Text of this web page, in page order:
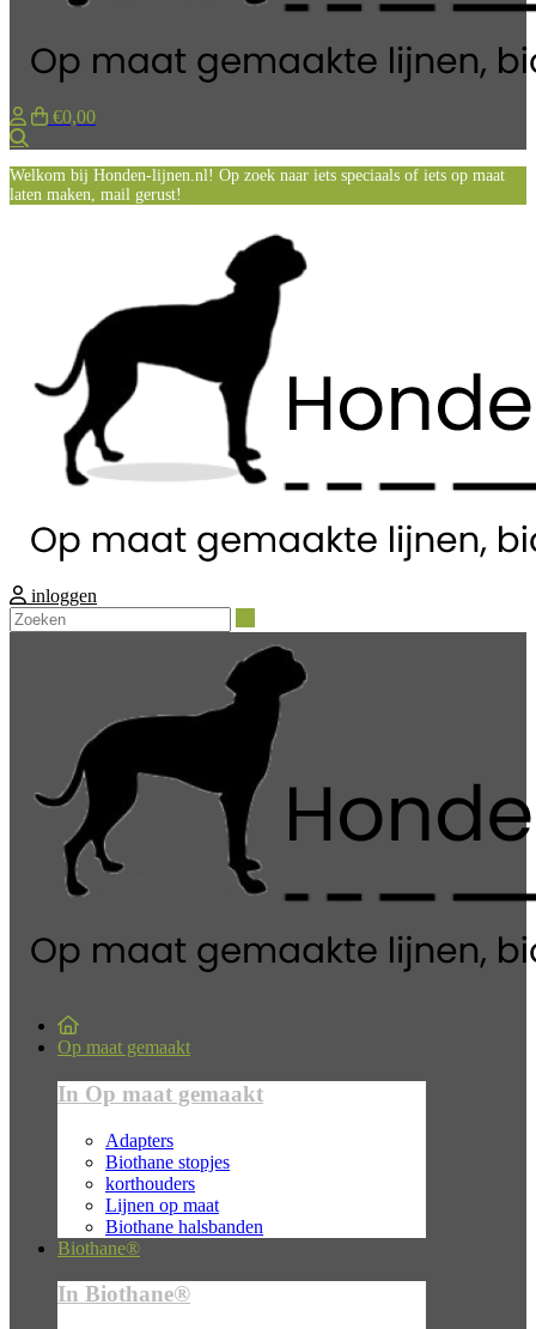
€0,00
Welkom bij Honden-lijnen.nl! Op zoek naar iets speciaals of iets op maat
laten maken, mail gerust!
inloggen
Op maat gemaakt
In Op maat gemaakt
Adapters
Biothane stopjes
korthouders
Lijnen op maat
Biothane halsbanden
Biothane®
In Biothane®